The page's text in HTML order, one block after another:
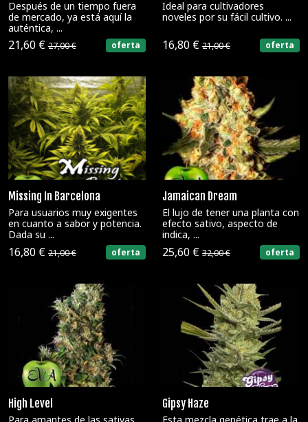
Después de un tiempo fuera
de mercado, ya está aquí la
auténtica, ...
21,60 € 27,00 € oferta
Ideal para cultivadores
noveles por su fácil cultivo. ...
16,80 € 21,00 € oferta
Missing In Barcelona
Para usuarios muy exigentes
en cuanto a sabor y potencia.
Dada su ...
16,80 € 21,00 € oferta
Jamaican Dream
El lujo de tener una planta con
efecto sativo, aspecto de
indica, ...
25,60 € 32,00 € oferta
High Level
Para amantes de las sativas,
Gipsy Haze
Esta mezcla genética trae a la